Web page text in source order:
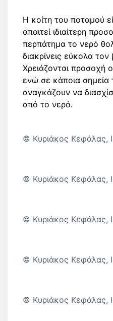
Η κοίτη του ποταμού
απαιτεί ιδιαίτερη
περπάτημα το νερό
διακρίνεις εύκολα
Χρειάζονται προσοχή
ενώ σε κάποια
αναγκάζουν να
από το νερό.
© Κυριάκος Κεφάλας,
© Κυριάκος Κεφάλας,
© Κυριάκος Κεφάλας,
© Κυριάκος Κεφάλας,
© Κυριάκος Κεφάλας,